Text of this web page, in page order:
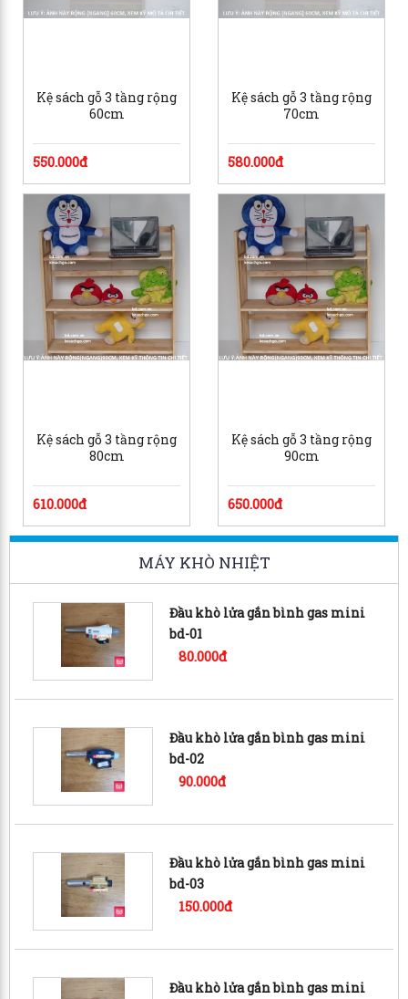
Kệ sách gỗ 3 tầng rộng
60cm
550.000đ
Kệ sách gỗ 3 tầng rộng
70cm
580.000đ
Kệ sách gỗ 3 tầng rộng
80cm
610.000đ
Kệ sách gỗ 3 tầng rộng
90cm
650.000đ
MÁY KHÒ NHIỆT
Đầu khò lửa gắn bình gas mini
bd-01
80.000đ
Đầu khò lửa gắn bình gas mini
bd-02
90.000đ
Đầu khò lửa gắn bình gas mini
bd-03
150.000đ
Đầu khò lửa gắn bình gas mini